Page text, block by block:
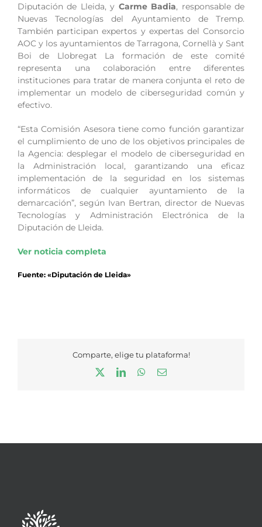
Diputación de Lleida, y Carme Badia, responsable de
Nuevas Tecnologías del Ayuntamiento de Tremp.
También participan expertos y expertas del Consorcio
AOC y los ayuntamientos de Tarragona, Cornellà y Sant
Boi de Llobregat La formación de este comité
representa una colaboración entre diferentes
instituciones para tratar de manera conjunta el reto de
implementar un modelo de ciberseguridad común y
efectivo.
“Esta Comisión Asesora tiene como función garantizar
el cumplimiento de uno de los objetivos principales de
la Agencia: desplegar el modelo de ciberseguridad en
la Administración local, garantizando una eficaz
implementación de la seguridad en los sistemas
informáticos de cualquier ayuntamiento de la
demarcación”, según Ivan Bertran, director de Nuevas
Tecnologías y Administración Electrónica de la
Diputación de Lleida.
Ver noticia completa
Fuente: «Diputación de Lleida»
Comparte, elige tu plataforma!
LinkedInWhatsApp
Correo